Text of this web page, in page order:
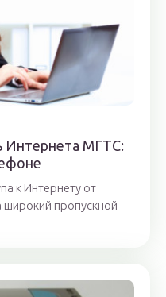
Интернета МГТС:
к Интернету от
широкий пропускной